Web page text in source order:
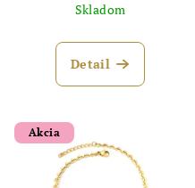
Skladom
Detail
Akcia